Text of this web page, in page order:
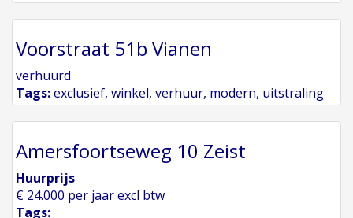
Voorstraat 51b Vianen
verhuurd
Tags:exclusief, winkel, verhuur, modern, uitstraling
Amersfoortseweg 10 Zeist
Huurprijs
€ 24.000 per jaar excl btw
Tags: